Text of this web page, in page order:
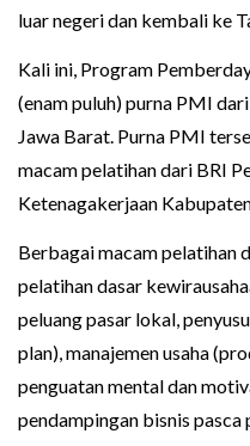
luar negeri dan kembali ke
Kali ini, Program
(enam puluh) purna PMI
Jawa Barat. Purna PMI
macam pelatihan dari BRI
Ketenagakerjaan
Berbagai macam pelatihan
pelatihan dasar
peluang pasar lokal,
plan), manajemen usaha
penguatan mental dan
pendampingan bisnis pasca